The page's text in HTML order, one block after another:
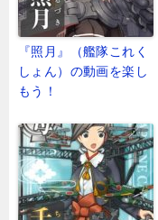
『照月』（艦隊これく
しょん）の動画を楽し
もう！